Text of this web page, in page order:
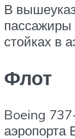
В
пассажиры
стойках в
Флот
Boeing
аэропорта